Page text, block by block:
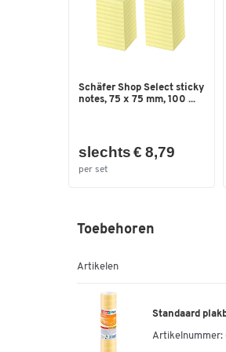
Schäfer Shop Select sticky
notes, 75 x 75 mm, 100 ...
slechts € 8,79
per set
Toebehoren
Artikelen
Standaard
Artikelnummer: